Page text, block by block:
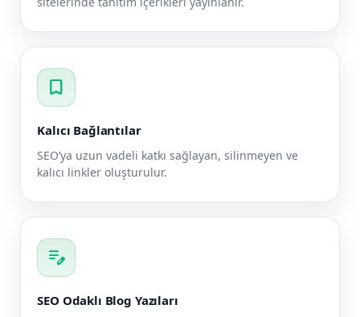
bookmark
Kalıcı Bağlantılar
SEO’ya uzun vadeli katkı sağlayan, silinmeyen ve
kalıcı linkler oluşturulur.
edit_note
SEO Odaklı Blog Yazıları